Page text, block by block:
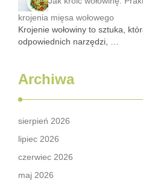
krojenia mięsa wołowego
Krojenie wołowiny to sztuka,
odpowiednich narzędzi, …
Archiwa
sierpień 2026
lipiec 2026
czerwiec 2026
maj 2026